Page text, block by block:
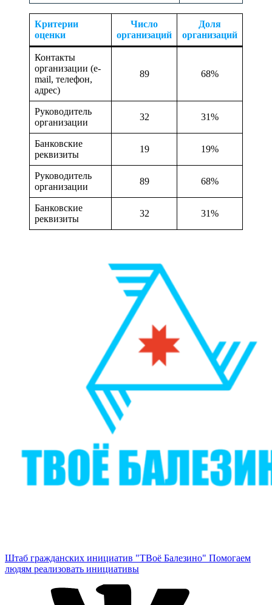
Критерии
оценки
Число
организаций
Доля
организаций
Контакты
организации (e-
mail, телефон,
адрес)
89 68%
Руководитель
организации
32 31%
Банковские
реквизиты
19 19%
Руководитель
организации
89 68%
Банковские
реквизиты
32 31%
Штаб гражданских инициатив "ТВоё Балезино" Помогаем
людям реализовать инициативы